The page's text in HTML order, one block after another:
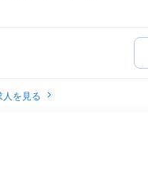
人を見る